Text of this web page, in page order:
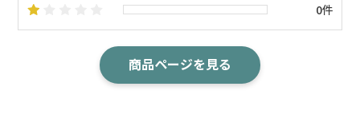
0件
商品ページを見る